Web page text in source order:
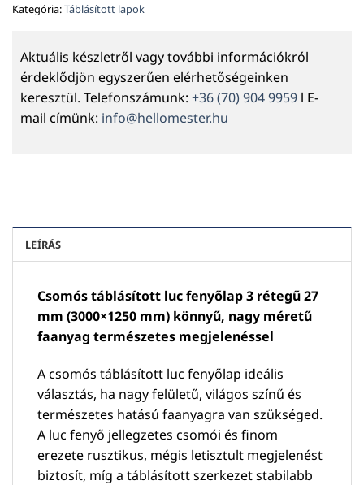
Kategória:Táblásított lapok
Aktuális készletről vagy további információkról
érdeklődjön egyszerűen elérhetőségeinken
keresztül. Telefonszámunk: +36 (70) 904 9959 l E-
mail címünk: info@hellomester.hu
LEÍRÁS
Csomós táblásított luc fenyőlap 3 rétegű 27
mm (3000×1250 mm) könnyű, nagy méretű
faanyag természetes megjelenéssel
A csomós táblásított luc fenyőlap ideális
választás, ha nagy felületű, világos színű és
természetes hatású faanyagra van szükséged.
A luc fenyő jellegzetes csomói és finom
erezete rusztikus, mégis letisztult megjelenést
biztosít, míg a táblásított szerkezet stabilabb